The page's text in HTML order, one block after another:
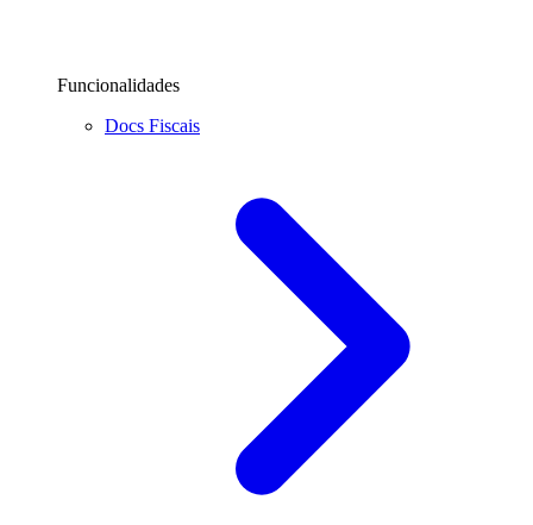
Funcionalidades
Docs Fiscais